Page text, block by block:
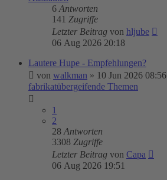
6 Antworten
141 Zugriffe
Letzter Beitrag von hljube
06 Aug 2026 20:18
Lautere Hupe - Empfehlungen?
von walkman » 10 Jun 2026 08:56
fabrikatübergeifende Themen
1
2
28 Antworten
3308 Zugriffe
Letzter Beitrag von Capa
06 Aug 2026 19:51